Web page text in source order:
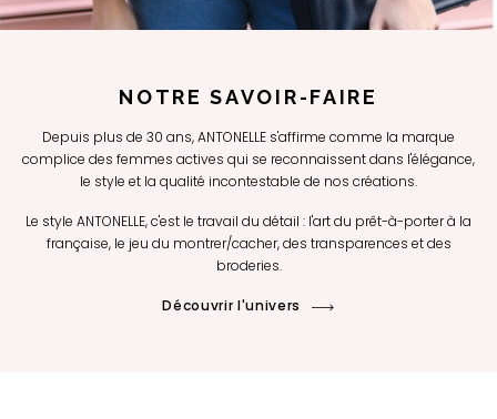
NOTRE SAVOIR-FAIRE
Depuis plus de 30 ans, ANTONELLE s'affirme comme la marque
complice des femmes actives qui se reconnaissent dans l'élégance,
le style et la qualité incontestable de nos créations.
Le style ANTONELLE, c'est le travail du détail : l'art du prêt-à-porter à la
française, le jeu du montrer/cacher, des transparences et des
broderies.
Découvrir l'univers